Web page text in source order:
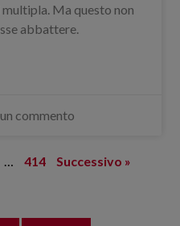
Ma questo non
abbattere.
commento
414 Successivo »